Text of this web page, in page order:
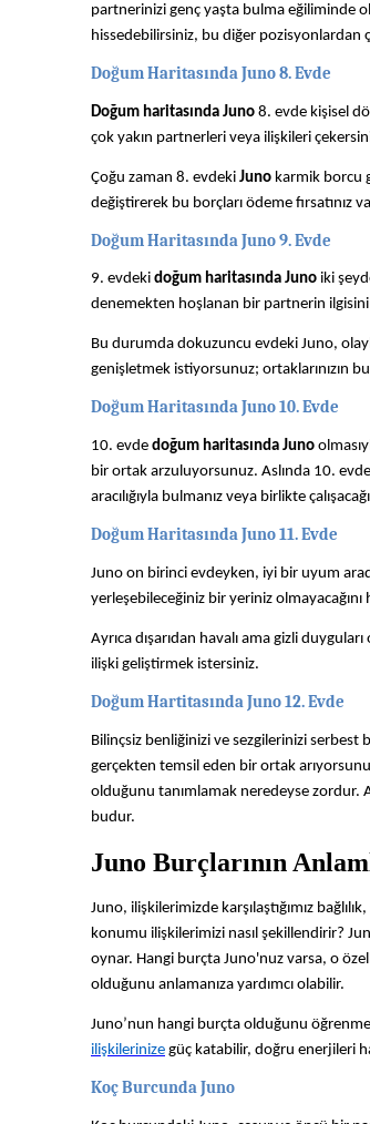
partnerinizi genç yaşta bulma eğiliminde
hissedebilirsiniz, bu diğer pozisyonlardan
Doğum Haritasında Juno 8. Evde
Doğum haritasında Juno 8. evde kişisel
çok yakın partnerleri veya ilişkileri
Çoğu zaman 8. evdeki Juno karmik borcu
değiştirerek bu borçları ödeme fırsatınız
Doğum Haritasında Juno 9. Evde
9. evdeki doğum haritasında Juno iki
denemekten hoşlanan bir partnerin
Bu durumda dokuzuncu evdeki Juno,
genişletmek istiyorsunuz; ortaklarınızın
Doğum Haritasında Juno 10. Evde
10. evde doğum haritasında Juno
bir ortak arzuluyorsunuz. Aslında 10.
aracılığıyla bulmanız veya birlikte
Doğum Haritasında Juno 11. Evde
Juno on birinci evdeyken, iyi bir uyum
yerleşebileceğiniz bir yeriniz
Ayrıca dışarıdan havalı ama gizli
ilişki geliştirmek istersiniz.
Doğum Hartitasında Juno 12. Evde
Bilinçsiz benliğinizi ve sezgilerinizi serbest
gerçekten temsil eden bir ortak
olduğunu tanımlamak neredeyse zordur.
budur.
Juno Burçlarının
Juno, ilişkilerimizde karşılaştığımız
konumu ilişkilerimizi nasıl şekillendirir?
oynar. Hangi burçta Juno'nuz varsa, o
olduğunu anlamanıza yardımcı olabilir.
Juno’nun hangi burçta olduğunu
ilişkilerinize güç katabilir, doğru enerjileri
Koç Burcunda Juno